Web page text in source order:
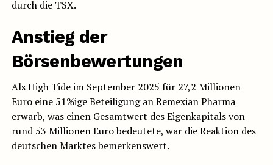
durch die TSX.
Anstieg der
Börsenbewertungen
Als High Tide im September 2025 für 27,2 Millionen
Euro eine 51%ige Beteiligung an Remexian Pharma
erwarb, was einen Gesamtwert des Eigenkapitals von
rund 53 Millionen Euro bedeutete, war die Reaktion des
deutschen Marktes bemerkenswert.